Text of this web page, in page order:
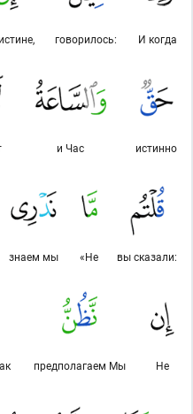
И когда
говорилось:
истинно
и Час
вы сказали:
«Не
знаем мы
Не
предполагаем Мы